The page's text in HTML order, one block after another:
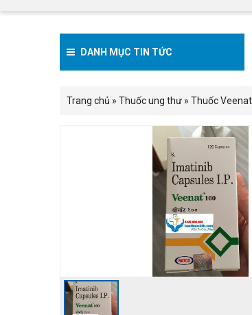
DANH MỤC TIN TỨC
Trang chủ » Thuốc ung thư » Thuốc